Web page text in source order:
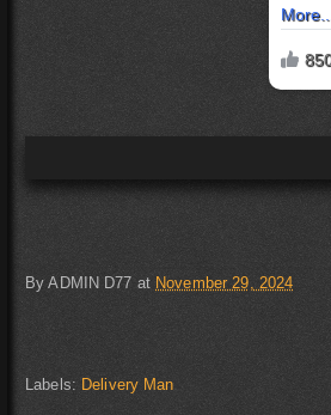
ByADMIN D77 at November 29, 2024
Labels: Delivery Man